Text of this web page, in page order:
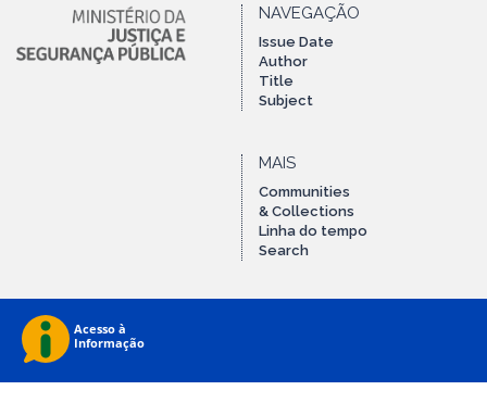
NAVEGAÇÃO
Issue Date
Author
Title
Subject
MAIS
Communities
& Collections
Linha do tempo
Search